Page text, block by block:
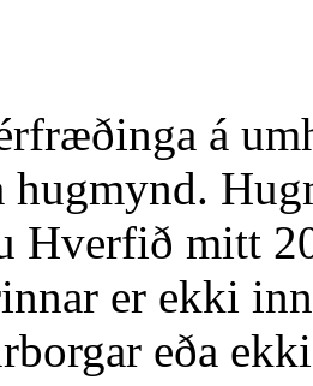
á
hugmynd.
Hverfið mitt
er ekki
eða